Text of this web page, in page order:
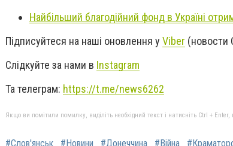
Найбільший благодійний фонд в Україні
Підписуйтеся на наші оновлення у Viber (новости
Слідкуйте за нами в Instagram
Та телеграм: https://t.me/news6262
Якщо ви помітили помилку, виділіть необхідний текст і натисніть Ctrl +
#Слов'янськ #Новини #Донеччина #Війна